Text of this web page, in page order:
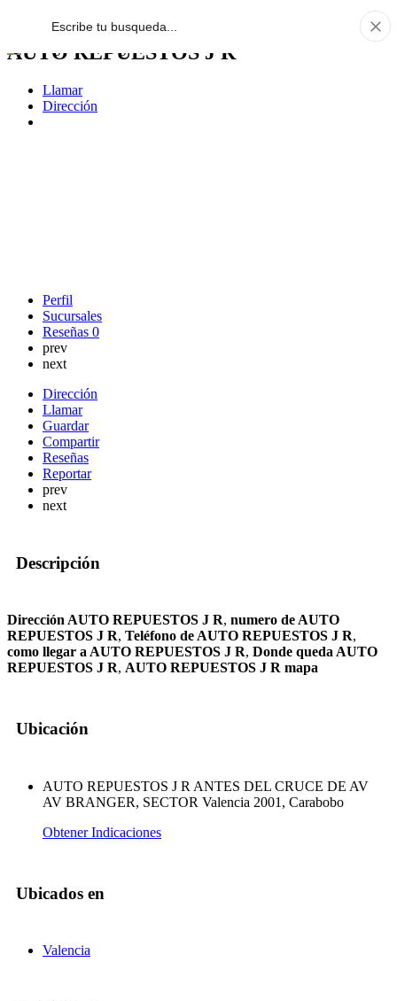
AUTO REPUESTOS J R
Llamar
Dirección
Perfil
Sucursales
Reseñas 0
prev
next
Dirección
Llamar
Guardar
Compartir
Reseñas
Reportar
prev
next
Descripción
Dirección AUTO REPUESTOS J R, numero de AUTO
REPUESTOS J R, Teléfono de AUTO REPUESTOS J R,
como llegar a AUTO REPUESTOS J R, Donde queda AUTO
REPUESTOS J R, AUTO REPUESTOS J R mapa
Ubicación
AUTO REPUESTOS J R ANTES DEL CRUCE DE AV
AV BRANGER, SECTOR Valencia 2001, Carabobo
Obtener Indicaciones
Ubicados en
Valencia